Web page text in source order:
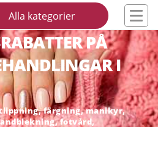
Alla kategorier
PÅ
I
färgning, manikyr,
fotvård,